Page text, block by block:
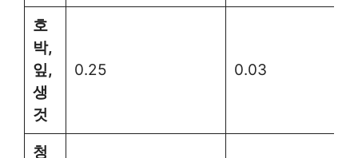
호
박,
잎,
생
것
0.25 0.03
청